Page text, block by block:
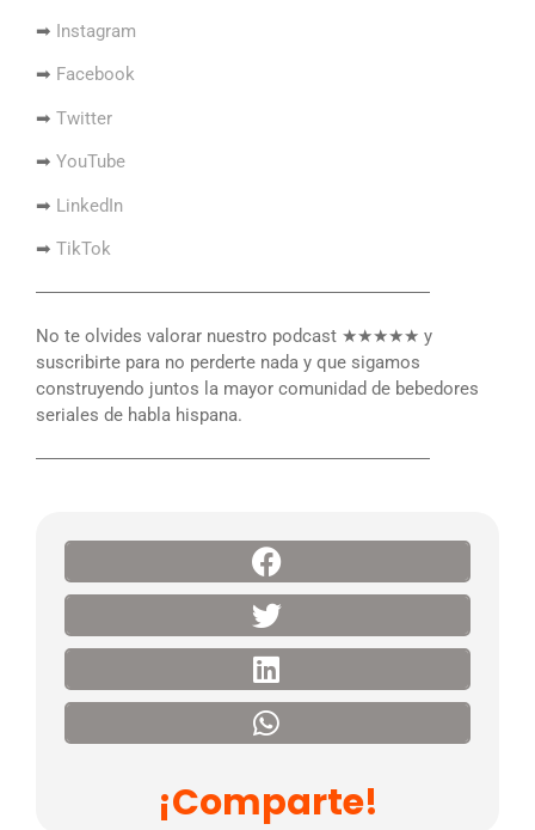
➡ Instagram
➡ Facebook
➡ Twitter
➡ YouTube
➡ LinkedIn
➡ TikTok
――――――――――――――――――――――
No te olvides valorar nuestro podcast ★★★★★ y
suscribirte para no perderte nada y que sigamos
construyendo juntos la mayor comunidad de bebedores
seriales de habla hispana.
――――――――――――――――――――――
¡Comparte!